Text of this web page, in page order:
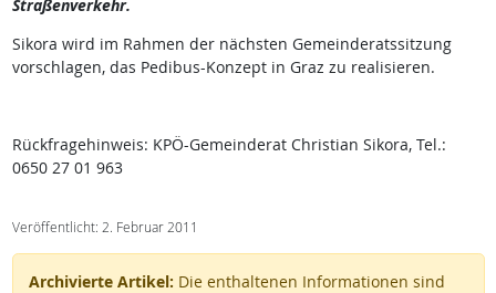
Straßenverkehr.
Sikora wird im Rahmen der nächsten Gemeinderatssitzung
vorschlagen, das Pedibus-Konzept in Graz zu realisieren.
Rückfragehinweis: KPÖ-Gemeinderat Christian Sikora, Tel.:
0650 27 01 963
Veröffentlicht: 2. Februar 2011
Archivierte Artikel: Die enthaltenen Informationen sind